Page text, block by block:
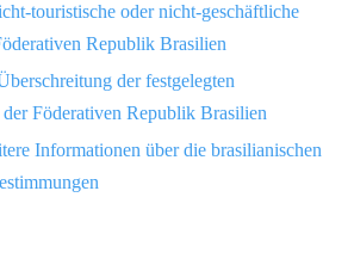
touristische oder nicht-geschäftliche
Republik Brasilien
der festgelegten
Föderativen Republik Brasilien
Informationen über die brasilianischen